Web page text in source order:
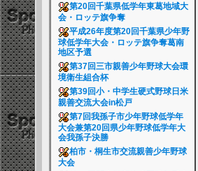
第20回千葉県低学年東葛地域大
会・ロッテ旗争奪
平成26年度第20回千葉県少年野
球低学年大会・ロッテ旗争奪葛南
地区予選
第37回三市親善少年野球大会環
境衛生組合杯
第39回小・中学生硬式野球日米
親善交流大会in松戸
第7回我孫子市少年野球低学年
大会兼第20回県少年野球低学年大
会我孫子決勝
柏市・桐生市交流親善少年野球
大会